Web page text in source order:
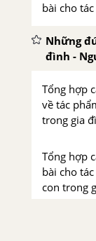
bài cho
Những
đình -
Tổng hợp
về tác
trong gia
Tổng hợp
bài cho
con trong